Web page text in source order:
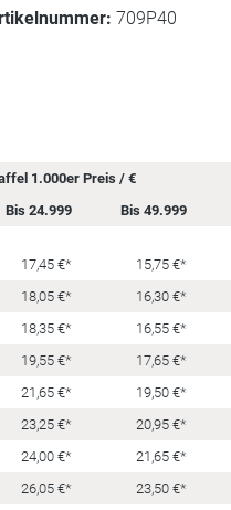
709P40
1.000er Preis / €
Bis 24.999 Bis 49.999
17,45 €* 15,75 €*
18,05 €* 16,30 €*
18,35 €* 16,55 €*
19,55 €* 17,65 €*
21,65 €* 19,50 €*
23,25 €* 20,95 €*
24,00 €* 21,65 €*
26,05 €* 23,50 €*